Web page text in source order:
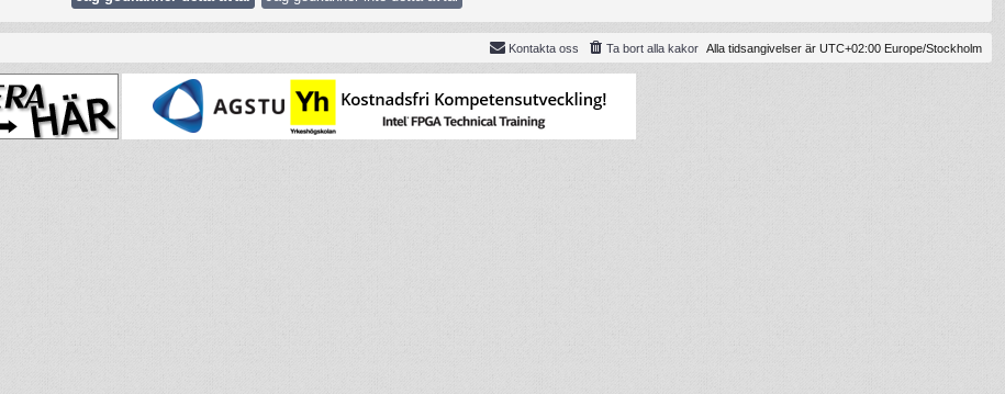
Alla tidsangivelser är UTC+02:00 Europe/Stockholm
Ta bort alla kakor
Kontakta oss